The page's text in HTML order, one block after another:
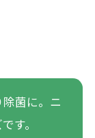
菌に。ニ
す。